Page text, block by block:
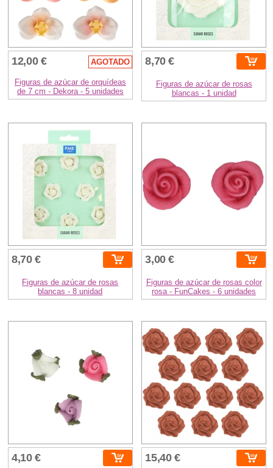
12,00 € AGOTADO
Figuras de azúcar de orquídeas
de 7 cm - Dekora - 5 unidades
8,70 €
Figuras de azúcar de rosas
blancas - 1 unidad
8,70 €
Figuras de azúcar de rosas
blancas - 8 unidad
3,00 €
Figuras de azúcar de rosas color
rosa - FunCakes - 6 unidades
4,10 € 15,40 €